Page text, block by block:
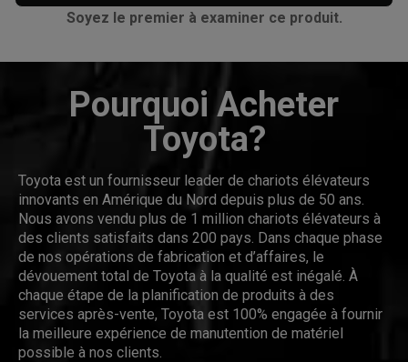
Soyez le premier à examiner ce produit.
Pourquoi Acheter
Toyota?
Toyota est un fournisseur leader de chariots élévateurs
innovants en Amérique du Nord depuis plus de 50 ans.
Nous avons vendu plus de 1 million chariots élévateurs à
des clients satisfaits dans 200 pays. Dans chaque phase
de nos opérations de fabrication et d’affaires, le
dévouement total de Toyota à la qualité est inégalé. À
chaque étape de la planification de produits à des
services après-vente, Toyota est 100% engagée à fournir
la meilleure expérience de manutention de matériel
possible à nos clients.